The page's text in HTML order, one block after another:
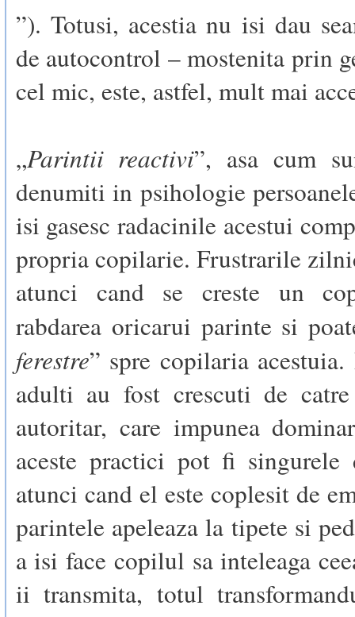
”). Totusi, acestia nu isi dau
de autocontrol – mostenita prin
cel mic, este, astfel, mult mai
„Parintii reactivi”, asa cum
denumiti in psihologie
isi gasesc radacinile acestui
propria copilarie. Frustrarile
atunci cand se creste un
rabdarea oricarui parinte si
ferestre” spre copilaria acestuia.
adulti au fost crescuti de
autoritar, care impunea
aceste practici pot fi singurele
atunci cand el este coplesit de
parintele apeleaza la tipete si
a isi face copilul sa inteleaga
ii transmita, totul